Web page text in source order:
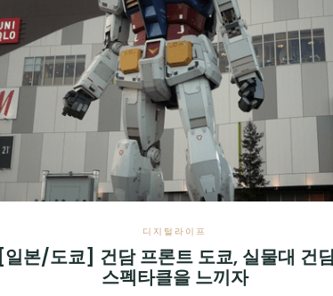
디지털라이프
[일본/도쿄] 건담 프론트 도쿄, 실물대 건
스펙타클을 느끼자